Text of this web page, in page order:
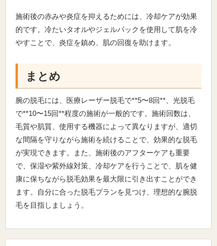
施術後の赤みや炎症を抑えるためには、冷却ケアが効果
的です。冷たいタオルやジェルパックを使用して肌を冷
やすことで、炎症を鎮め、肌の回復を助けます。
まとめ
腕の脱毛には、医療レーザー脱毛で**5〜8回**、光脱毛
で**10〜15回**程度の施術が一般的です。施術回数は、
毛質や肌質、使用する機器によって異なりますが、適切
な間隔を守りながら施術を続けることで、効果的な脱毛
が実現できます。また、施術後のアフターケアも重要
で、保湿や紫外線対策、冷却ケアを行うことで、肌を健
康に保ちながら脱毛効果を最大限に引き出すことができ
ます。自分に合った脱毛プランを見つけ、理想的な腕脱
毛を目指しましょう。